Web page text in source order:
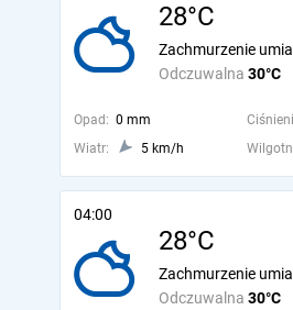
28°C
Odczuwalna 30°C
Zachmurzenie
Opad: 0 mm
Wiatr:
5 km/h
04:00
28°C
Odczuwalna 30°C
Zachmurzenie